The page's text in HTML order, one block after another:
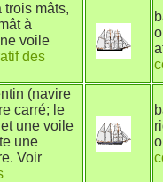
trois mâts,
à
voile
des
(navire
carré; le
une voile
une
Voir